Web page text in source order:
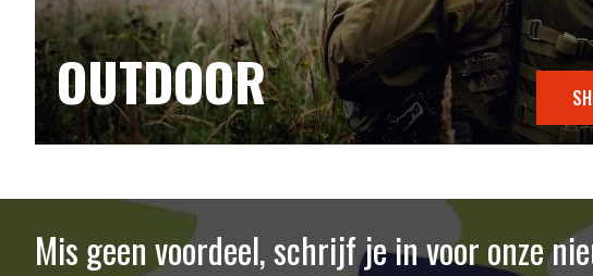
OUTDOOR
Mis geen voordeel, schrijf je in voor onze